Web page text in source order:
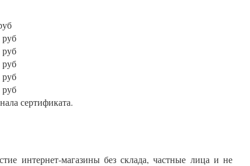
сертификата.
интернет-магазины без склада, частные лица и не